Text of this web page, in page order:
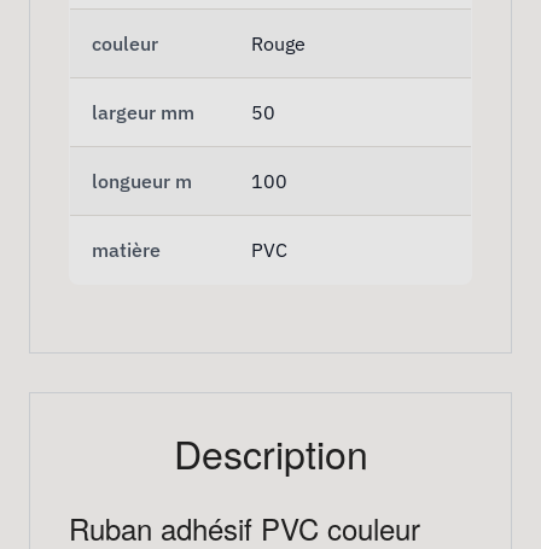
couleur Rouge
largeur mm 50
longueur m 100
matière PVC
Description
Ruban adhésif PVC couleur